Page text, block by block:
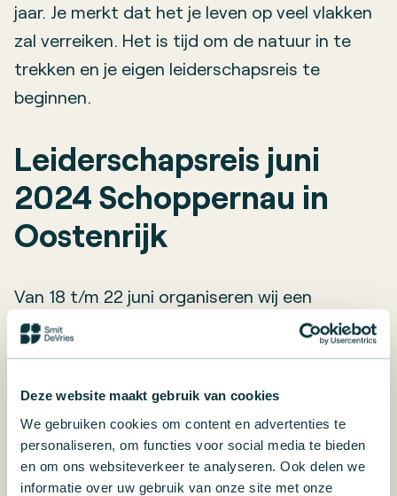
Deze website maakt gebruik van cookies
We gebruiken cookies om content en advertenties te
personaliseren, om functies voor social media te bieden
en om ons websiteverkeer te analyseren. Ook delen we
informatie over uw gebruik van onze site met onze
jaar. Je merkt dat het je leven op veel vlakken
zal verreiken. Het is tijd om de natuur in te
trekken en je eigen leiderschapsreis te
beginnen.
Leiderschapsreis juni
2024 Schoppernau in
Oostenrijk
Van 18 t/m 22 juni organiseren wij een
leiderschapreis
naar het Oostenrijkse
Vorarlberg. Hier ligt een verrassend mooi
de Allgäuer Alpen. Elke dag genieten we van
overweldigende uitzichten waarbij je je klein
gaat voelen, en hervinden we het contact